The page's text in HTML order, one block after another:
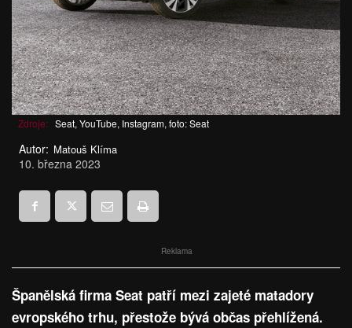
Zdroje: Seat, YouTube, Instagram, foto: Seat
Autor: Matouš Klíma
10. března 2023
Reklama
Španělská firma Seat patří mezi zajeté matadory
evropského trhu, přestože bývá občas přehlížená.